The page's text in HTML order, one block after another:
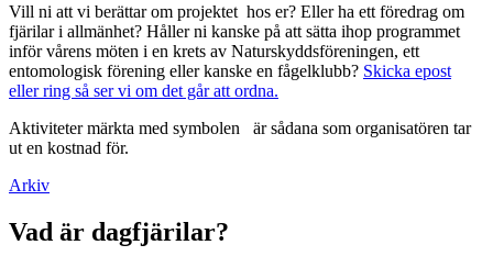
Vill ni att vi berättar om projektet hos er? Eller ha ett föredrag om
fjärilar i allmänhet? Håller ni kanske på att sätta ihop programmet
inför vårens möten i en krets av Naturskyddsföreningen, ett
entomologisk förening eller kanske en fågelklubb? Skicka epost
eller ring så ser vi om det går att ordna.
Aktiviteter märkta med symbolen
är sådana som organisatören tar
ut en kostnad för.
Arkiv
Vad är dagfjärilar?